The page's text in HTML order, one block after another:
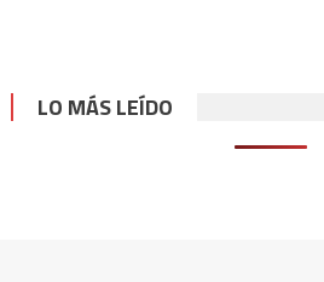
LO MÁS LEÍDO